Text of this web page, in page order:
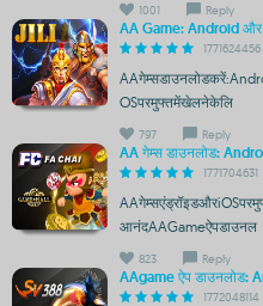
1001 Reply
AA Game: Android और
1771624456
OSपरमुफ्तमेंखेलनेकेलि
797 Reply
AA गेम्स डाउनलोड:
1771704631
आनंदAAGameऐपडाउनल
823 Reply
AAgame ऐप डाउनलोड:
1772048114